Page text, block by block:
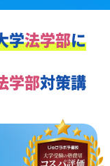
学法学部に
学部対策講